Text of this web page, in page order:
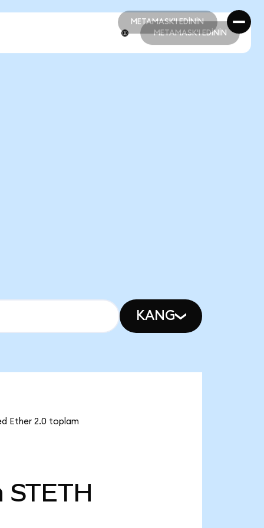
METAMASK'I EDİNİN
METAMASK'I EDİNİN
METAMASK'I EDİNİN
KANG
Ether 2.0 toplam
STETH